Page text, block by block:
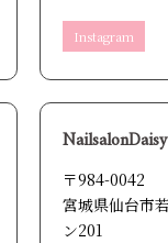
Instagram
NailsalonDaisy
〒984-0042
宮城県仙台市
ン201